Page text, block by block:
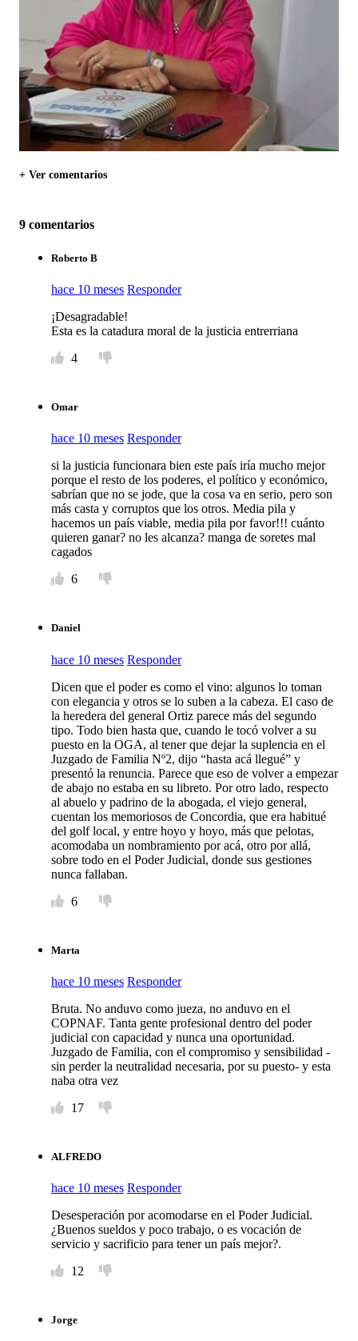
+ Ver comentarios
9 comentarios
Roberto B
hace 10 meses Responder
¡Desagradable!
Esta es la catadura moral de la justicia entrerriana
4
Omar
hace 10 meses Responder
si la justicia funcionara bien este país iría mucho mejor
porque el resto de los poderes, el político y económico,
sabrían que no se jode, que la cosa va en serio, pero son
más casta y corruptos que los otros. Media pila y
hacemos un país viable, media pila por favor!!! cuánto
quieren ganar? no les alcanza? manga de soretes mal
cagados
6
Daniel
hace 10 meses Responder
Dicen que el poder es como el vino: algunos lo toman
con elegancia y otros se lo suben a la cabeza. El caso de
la heredera del general Ortiz parece más del segundo
tipo. Todo bien hasta que, cuando le tocó volver a su
puesto en la OGA, al tener que dejar la suplencia en el
Juzgado de Familia Nº2, dijo “hasta acá llegué” y
presentó la renuncia. Parece que eso de volver a empezar
de abajo no estaba en su libreto. Por otro lado, respecto
al abuelo y padrino de la abogada, el viejo general,
cuentan los memoriosos de Concordia, que era habitué
del golf local, y entre hoyo y hoyo, más que pelotas,
acomodaba un nombramiento por acá, otro por allá,
sobre todo en el Poder Judicial, donde sus gestiones
nunca fallaban.
6
Marta
hace 10 meses Responder
Bruta. No anduvo como jueza, no anduvo en el
COPNAF. Tanta gente profesional dentro del poder
judicial con capacidad y nunca una oportunidad.
Juzgado de Familia, con el compromiso y sensibilidad -
sin perder la neutralidad necesaria, por su puesto- y esta
naba otra vez
17
ALFREDO
hace 10 meses Responder
Desesperación por acomodarse en el Poder Judicial.
¿Buenos sueldos y poco trabajo, o es vocación de
servicio y sacrificio para tener un país mejor?.
12
Jorge